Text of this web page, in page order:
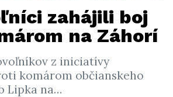
zahájili boj
na Záhorí
z iniciatívy
komárom občianskeho
Lipka na…